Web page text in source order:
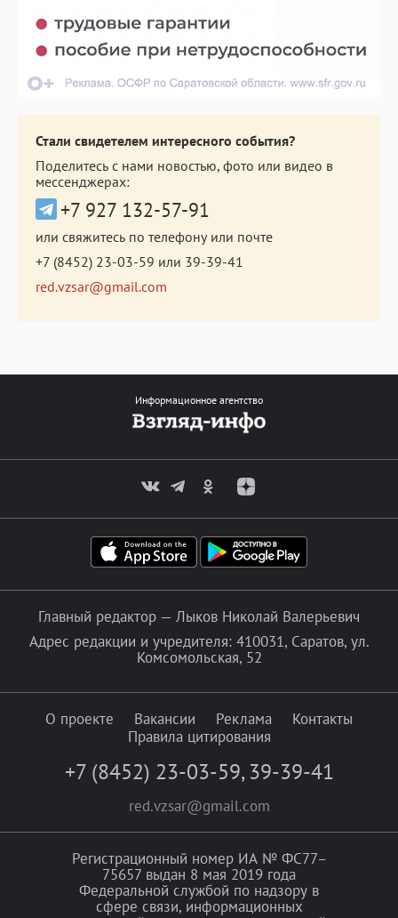
Стали свидетелем интересного события?
Поделитесь с нами новостью, фото или видео в
мессенджерах:
+7 927 132-57-91
или свяжитесь по телефону или почте
+7 (8452) 23-03-59 или 39-39-41
red.vzsar@gmail.com
Информационное агентство
Главный редактор — Лыков Николай Валерьевич
Адрес редакции и учредителя: 410031, Саратов, ул.
Комсомольская, 52
О проекте Вакансии Реклама
Контакты
Правила цитирования
+7 (8452) 23-03-59, 39-39-41
red.vzsar@gmail.com
Регистрационный номер ИА № ФС77–
75657 выдан 8 мая 2019 года
Федеральной службой по надзору в
сфере связи, информационных